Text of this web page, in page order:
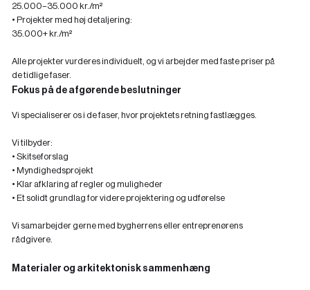
25.000–35.000 kr./m²
• Projekter med høj detaljering:
35.000+ kr./m²
Alle projekter vurderes individuelt, og vi arbejder med faste priser på
de tidlige faser.
Fokus på de afgørende beslutninger
Vi specialiserer os i de faser, hvor projektets retning fastlægges.
Vi tilbyder:
‍• Skitseforslag
‍• Myndighedsprojekt
‍• Klar afklaring af regler og muligheder
• Et solidt grundlag for videre projektering og udførelse
Vi samarbejder gerne med bygherrens eller entreprenørens
rådgivere.
Materialer og arkitektonisk sammenhæng